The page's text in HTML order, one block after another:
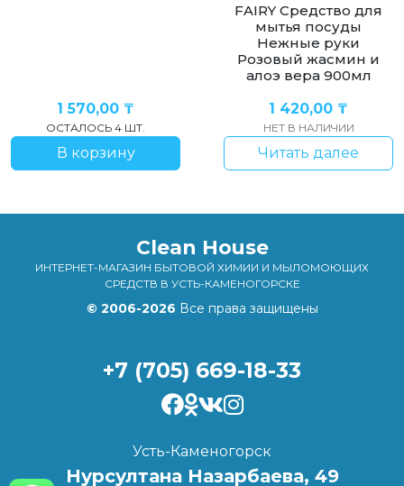
1 570,00 ₸
ОСТАЛОСЬ 4 ШТ.
В корзину
FAIRY Средство для
мытья посуды
Нежные руки
Розовый жасмин и
алоэ вера 900мл
1 420,00 ₸
НЕТ В НАЛИЧИИ
Читать далее
Clean House
ИНТЕРНЕТ-МАГАЗИН БЫТОВОЙ ХИМИИ И МЫЛОМОЮЩИХ
СРЕДСТВ В УСТЬ-КАМЕНОГОРСКЕ
© 2006-2026 Все права защищены
+7 (705) 669-18-33
Усть-Каменогорск
Нурсултана Назарбаева, 49